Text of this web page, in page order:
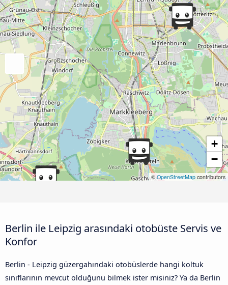
+
−
©OpenStreetMap contributors
Berlin ile Leipzig arasındaki otobüste Servis ve
Konfor
Berlin - Leipzig güzergahındaki otobüslerde hangi koltuk
sınıflarının mevcut olduğunu bilmek ister misiniz? Ya da Berlin